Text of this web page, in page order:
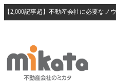
【2,000記事超】不動産会社に必要なノ